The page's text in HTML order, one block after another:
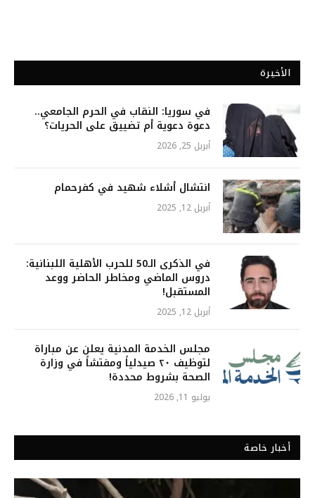
الأخيرة
في سوريا: النقاب في الحرم الجامعي..
دعوة دعوية أم تضييق على الحريات؟
أبريل 25, 2026
انتشال أشلاء شهيد في كفرحمام
أبريل 12, 2025
في الذكرى الـ50 للحرب الأهلية اللبنانية:
دروس الماضي ومخاطر الحاضر ووعد
المستقبل!
أبريل 12, 2025
مجلس الخدمة المدنية يعلن عن مباراة
لتوظيف ٢٠ صيدلياً ومفتشاً في وزارة
الصحة بشروط محددة!
يوليو 11, 2026
أخبار خاصة